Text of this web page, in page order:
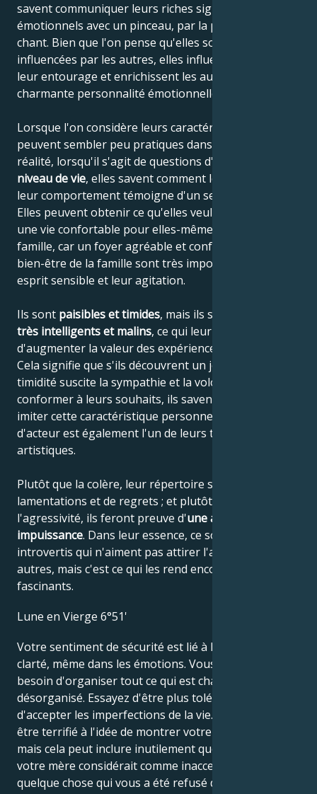
savent communiquer leurs riches signaux
émotionnels avec un pinceau, par la parole ou par le
chant. Bien que l'on pense qu'elles sont facilement
influencées par les autres, elles influencent en fait
leur entourage et enrichissent les autres de leur
charmante personnalité émotionnelle.
Lorsque l'on considère leurs caractéristiques, elles
peuvent sembler peu pratiques dans la vie, mais en
réalité, lorsqu'il s'agit de questions d'argent et de
niveau de vie, elles savent comment les assurer, et
leur comportement témoigne d'un sens de la réalité.
Elles peuvent obtenir ce qu'elles veulent et s'assurer
une vie confortable pour elles-mêmes et pour leur
famille, car un foyer agréable et confortable et le
bien-être de la famille sont très importants pour leur
esprit sensible et leur agitation.
Ils sont paisibles et timides, mais ils sont également
très intelligents et malins, ce qui leur permet
d'augmenter la valeur des expériences accumulées.
Cela signifie que s'ils découvrent un jour que leur
timidité suscite la sympathie et la volonté de se
conformer à leurs souhaits, ils savent comment
imiter cette caractéristique personnelle, car le jeu
d'acteur est également l'un de leurs talents
artistiques.
Plutôt que la colère, leur répertoire se compose de
lamentations et de regrets ; et plutôt que de
l'agressivité, ils feront preuve d'une agréable
impuissance. Dans leur essence, ce sont des
introvertis qui n'aiment pas attirer l'attention des
autres, mais c'est ce qui les rend encore plus
fascinants.
Lune en Vierge 6°51'
Votre sentiment de sécurité est lié à l'ordre et à la
clarté, même dans les émotions. Vous pourriez avoir
besoin d'organiser tout ce qui est chaotique et
désorganisé. Essayez d'être plus tolérant et
d'accepter les imperfections de la vie. Vous pouvez
être terrifié à l'idée de montrer votre côté sombre,
mais cela peut inclure inutilement quelque chose que
votre mère considérait comme inacceptable ou
quelque chose qui vous a été refusé dans votre